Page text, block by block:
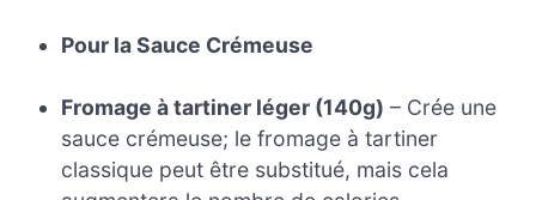
Pour la Sauce Crémeuse
Fromage à tartiner léger (140g) – Crée une
sauce crémeuse; le fromage à tartiner
classique peut être substitué, mais cela